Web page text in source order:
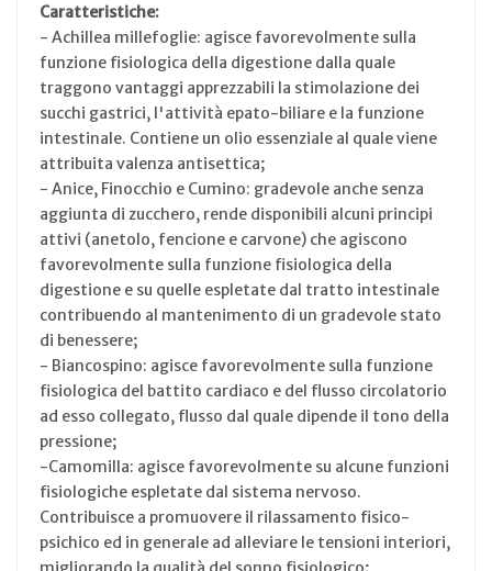
Caratteristiche:
- Achillea millefoglie: agisce favorevolmente sulla
funzione fisiologica della digestione dalla quale
traggono vantaggi apprezzabili la stimolazione dei
succhi gastrici, l'attività epato-biliare e la funzione
intestinale. Contiene un olio essenziale al quale viene
attribuita valenza antisettica;
- Anice, Finocchio e Cumino: gradevole anche senza
aggiunta di zucchero, rende disponibili alcuni principi
attivi (anetolo, fencione e carvone) che agiscono
favorevolmente sulla funzione fisiologica della
digestione e su quelle espletate dal tratto intestinale
contribuendo al mantenimento di un gradevole stato
di benessere;
- Biancospino: agisce favorevolmente sulla funzione
fisiologica del battito cardiaco e del flusso circolatorio
ad esso collegato, flusso dal quale dipende il tono della
pressione;
-Camomilla: agisce favorevolmente su alcune funzioni
fisiologiche espletate dal sistema nervoso.
Contribuisce a promuovere il rilassamento fisico-
psichico ed in generale ad alleviare le tensioni interiori,